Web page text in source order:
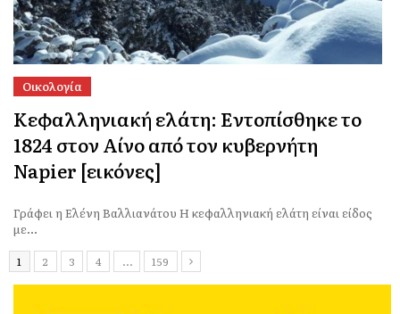
Οικολογία
Κεφαλληνιακή ελάτη: Εντοπίσθηκε το
1824 στον Αίνο από τον κυβερνήτη
Napier [εικόνες]
Γράφει η Ελένη Βαλλιανάτου Η κεφαλληνιακή ελάτη είναι είδος
με...
1 2 3 4 … 159